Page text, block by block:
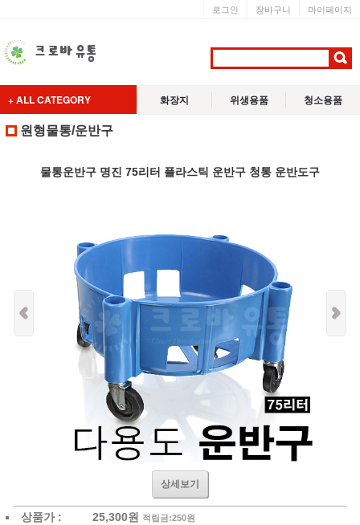
로그인 장바구니 마이페이지
+ ALL CATEGORY 화장지 위생용품 청소용품
원형물통/운반구
물통운반구 명진 75리터 플라스틱 운반구 청통 운반도구
상세보기
상품가 : 25,300원 적립금:250원